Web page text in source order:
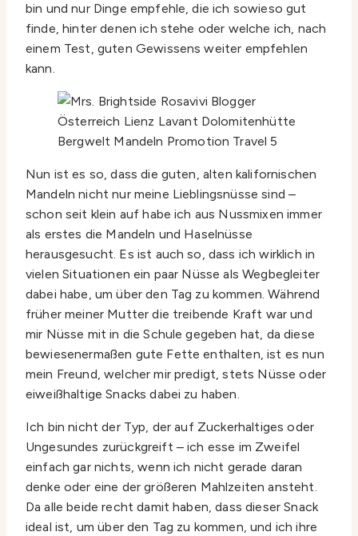
bin und nur Dinge empfehle, die ich sowieso gut
finde, hinter denen ich stehe oder welche ich, nach
einem Test, guten Gewissens weiter empfehlen
kann.
Nun ist es so, dass die guten, alten kalifornischen
Mandeln nicht nur meine Lieblingsnüsse sind –
schon seit klein auf habe ich aus Nussmixen immer
als erstes die Mandeln und Haselnüsse
herausgesucht. Es ist auch so, dass ich wirklich in
vielen Situationen ein paar Nüsse als Wegbegleiter
dabei habe, um über den Tag zu kommen. Während
früher meiner Mutter die treibende Kraft war und
mir Nüsse mit in die Schule gegeben hat, da diese
bewiesenermaßen gute Fette enthalten, ist es nun
mein Freund, welcher mir predigt, stets Nüsse oder
eiweißhaltige Snacks dabei zu haben.
Ich bin nicht der Typ, der auf Zuckerhaltiges oder
Ungesundes zurückgreift – ich esse im Zweifel
einfach gar nichts, wenn ich nicht gerade daran
denke oder eine der größeren Mahlzeiten ansteht.
Da alle beide recht damit haben, dass dieser Snack
ideal ist, um über den Tag zu kommen, und ich ihre